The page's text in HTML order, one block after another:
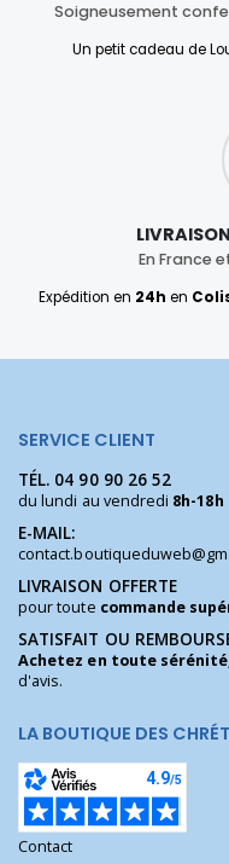
Soigneusement
Un petit cadeau de
En France
Expédition en 24h en
SERVICE CLIENT
TÉL. 04 90 90 26 52
du lundi au vendredi 8h-18h
E-MAIL:
LIVRAISON OFFERTE
pour toute commande
SATISFAIT OU
Achetez en toute
d'avis.
LA BOUTIQUE DES
Contact